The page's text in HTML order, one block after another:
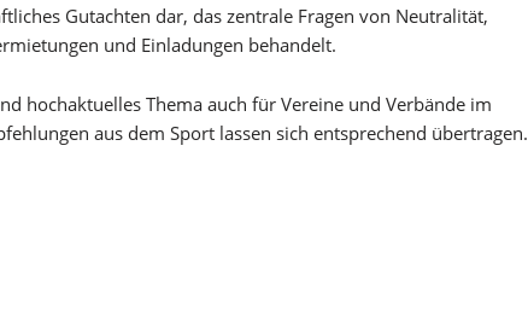
Gutachten dar, das zentrale Fragen von Neutralität,
und Einladungen behandelt.
hochaktuelles Thema auch für Vereine und Verbände im
aus dem Sport lassen sich entsprechend übertragen.